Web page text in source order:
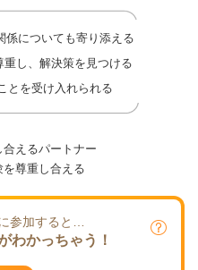
についても寄り添える
し、解決策を見つける
を受け入れられる
えるパートナー
尊重し合える
参加すると…
わかっちゃう！